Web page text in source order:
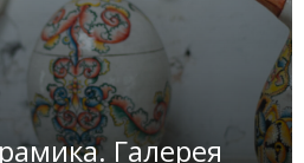
Галерея